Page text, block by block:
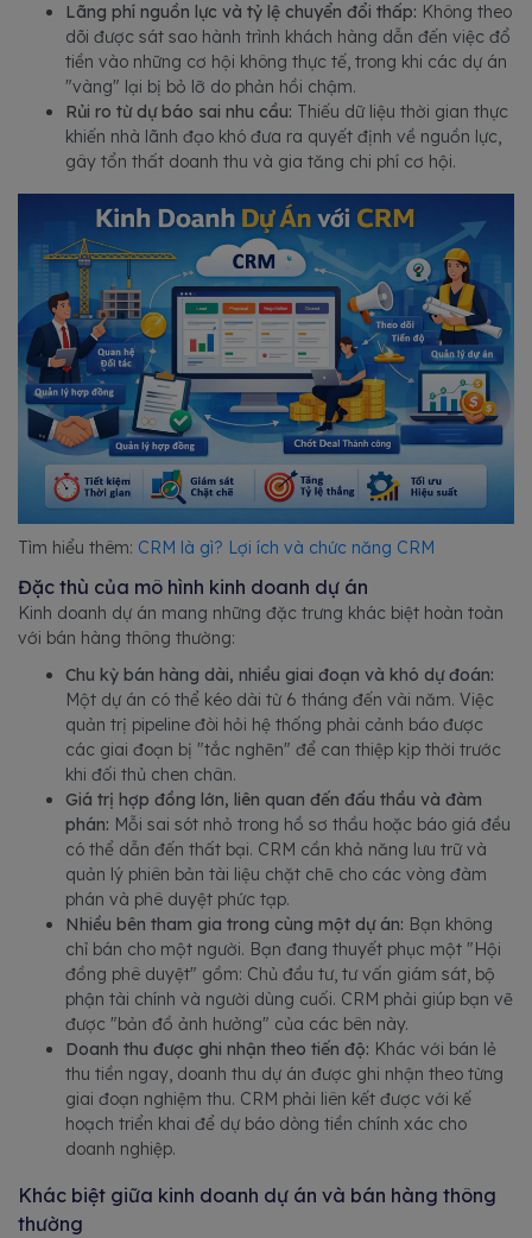
Lãng phí nguồn lực và tỷ lệ chuyển đổi thấp: Không theo
dõi được sát sao hành trình khách hàng dẫn đến việc đổ
tiền vào những cơ hội không thực tế, trong khi các dự án
"vàng" lại bị bỏ lỡ do phản hồi chậm.
Rủi ro từ dự báo sai nhu cầu: Thiếu dữ liệu thời gian thực
khiến nhà lãnh đạo khó đưa ra quyết định về nguồn lực,
gây tổn thất doanh thu và gia tăng chi phí cơ hội.
Tìm hiểu thêm: CRM là gì? Lợi ích và chức năng CRM
Đặc thù của mô hình kinh doanh dự án
Kinh doanh dự án mang những đặc trưng khác biệt hoàn toàn
với bán hàng thông thường:
Chu kỳ bán hàng dài, nhiều giai đoạn và khó dự đoán:
Một dự án có thể kéo dài từ 6 tháng đến vài năm. Việc
quản trị pipeline đòi hỏi hệ thống phải cảnh báo được
các giai đoạn bị "tắc nghẽn" để can thiệp kịp thời trước
khi đối thủ chen chân.
Giá trị hợp đồng lớn, liên quan đến đấu thầu và đàm
phán: Mỗi sai sót nhỏ trong hồ sơ thầu hoặc báo giá đều
có thể dẫn đến thất bại. CRM cần khả năng lưu trữ và
quản lý phiên bản tài liệu chặt chẽ cho các vòng đàm
phán và phê duyệt phức tạp.
Nhiều bên tham gia trong cùng một dự án: Bạn không
chỉ bán cho một người. Bạn đang thuyết phục một "Hội
đồng phê duyệt" gồm: Chủ đầu tư, tư vấn giám sát, bộ
phận tài chính và người dùng cuối. CRM phải giúp bạn vẽ
được "bản đồ ảnh hưởng" của các bên này.
Doanh thu được ghi nhận theo tiến độ: Khác với bán lẻ
thu tiền ngay, doanh thu dự án được ghi nhận theo từng
giai đoạn nghiệm thu. CRM phải liên kết được với kế
hoạch triển khai để dự báo dòng tiền chính xác cho
doanh nghiệp.
Khác biệt giữa kinh doanh dự án và bán hàng thông
thường